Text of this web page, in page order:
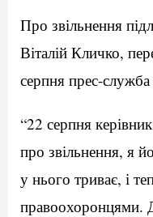
Про звільнення
Віталій Кличко,
серпня прес-
“22 серпня
про звільнення, я
у нього триває, і
правоохоронцями.